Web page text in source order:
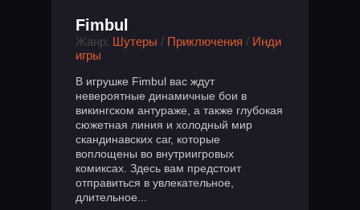
Fimbul
Жанр: Шутеры / Приключения / Инди
игры
В игрушке Fimbul вас ждут
невероятные динамичные бои в
викингском антураже, а также глубокая
сюжетная линия и холодный мир
скандинавских саг, которые
воплощены во внутриигровых
комиксах. Здесь вам предстоит
отправиться в увлекательное,
длительное...